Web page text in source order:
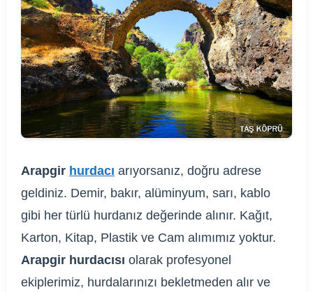
Arapgir hurdacı arıyorsanız, doğru adrese
geldiniz. Demir, bakır, alüminyum, sarı, kablo
gibi her türlü hurdanız değerinde alınır. Kağıt,
Karton, Kitap, Plastik ve Cam alımımız yoktur.
Arapgir hurdacısı olarak profesyonel
ekiplerimiz, hurdalarınızı bekletmeden alır ve